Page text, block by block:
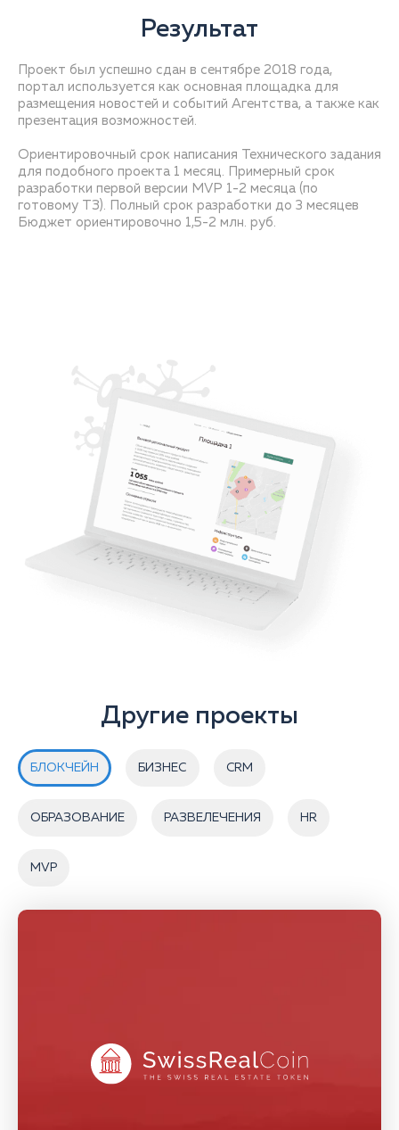
Результат
Проект был успешно сдан в сентябре 2018 года,
портал используется как основная площадка для
размещения новостей и событий Агентства, а также как
презентация возможностей.
Ориентировочный срок написания Технического задания
для подобного проекта 1 месяц. Примерный срок
разработки первой версии MVP 1-2 месяца (по
готовому ТЗ). Полный срок разработки до 3 месяцев
Другие проекты
БЛОКЧЕЙН БИЗНЕС CRM
ОБРАЗОВАНИЕ РАЗВЕЛЕЧЕНИЯ HR
MVP